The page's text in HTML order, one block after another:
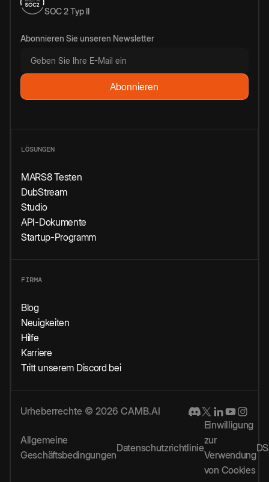
SOC 2 Typ II
Abonnieren Sie unseren Newsletter
LÖSUNGEN
MARS8 Testen
DubStream
Studio
API-Dokumente
Startup-Programm
FIRMA
Blog
Neuigkeiten
Hilfe
Karriere
Tritt unserem Discord bei
Urheberrechte © 2026 CAMB.AI
Allgemeine
Geschäftsbedingungen
Datenschutzrichtlinie
Einwilligung
zur
Verwendung
von Cookies